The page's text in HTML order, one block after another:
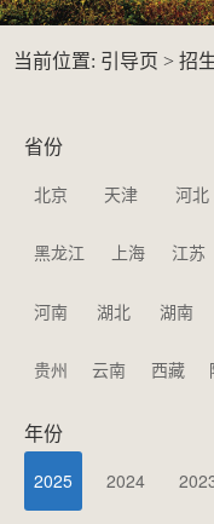
当前位置: 引导页 >招
省份
北京 天津 河北
黑龙江 上海 江苏
河南 湖北 湖南
贵州 云南 西藏
年份
2025 2024